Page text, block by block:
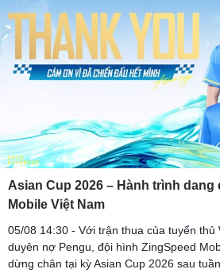
Asian Cup 2026 – Hành trình dang
Mobile Việt Nam
05/08 14:30 - Với trận thua của tuyển thủ
duyên nợ Pengu, đội hình ZingSpeed
dừng chân tại kỳ Asian Cup 2026 sau